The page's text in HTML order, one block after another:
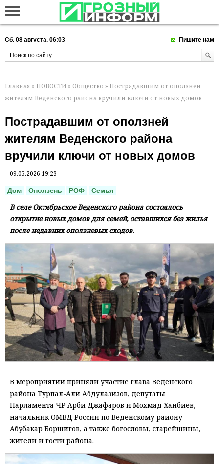
Сб, 08 августа, 06:03 Пишите нам
Главная » НОВОСТИ » Общество » Пострадавшим от оползней
жителям Веденского района вручили ключи от новых домов
Пострадавшим от оползней
жителям Веденского района
вручили ключи от новых домов
09.05.2026 19:23
Дом Оползень РОФ Семья
В селе Октябрьское Веденского района состоялось
открытие новых домов для семей, оставшихся без жилья
после недавних оползневых сходов.
В мероприятии приняли участие глава Веденского
района Турпал-Али Абдулазизов, депутаты
Парламента ЧР Арби Джафаров и Мохмад Ханбиев,
начальник ОМВД России по Веденскому району
Абубакар Боршигов, а также богословы, старейшины,
жители и гости района.